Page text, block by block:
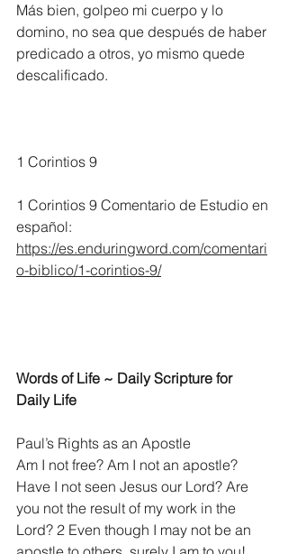
Más bien, golpeo mi cuerpo y lo
domino, no sea que después de haber
predicado a otros, yo mismo quede
descalificado.
1 Corintios 9
1 Corintios 9 Comentario de Estudio en
español:
https://es.enduringword.com/comentari
o-biblico/1-corintios-9/
Words of Life ~ Daily Scripture for
Daily Life
Paul’s Rights as an Apostle
Am I not free? Am I not an apostle?
Have I not seen Jesus our Lord? Are
you not the result of my work in the
Lord? 2 Even though I may not be an